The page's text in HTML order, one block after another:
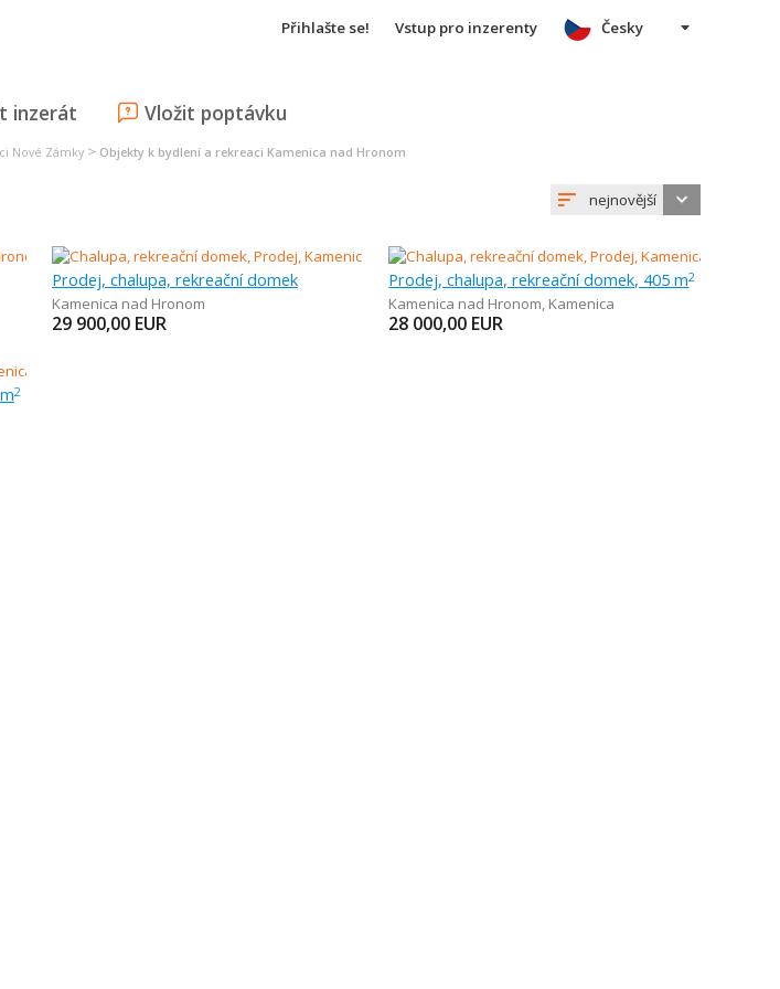
Přihlašte se! Vstup pro inzerenty
inzerát Vložit poptávku
Česky
Nové Zámky > Objekty k bydlení a rekreaci Kamenica nad Hronom
nejnovější
Prodej, chalupa, rekreační domek
Kamenica nad Hronom
29 900,00 EUR
Prodej, chalupa, rekreační domek, 405 m2
Kamenica nad Hronom, Kamenica
28 000,00 EUR
2